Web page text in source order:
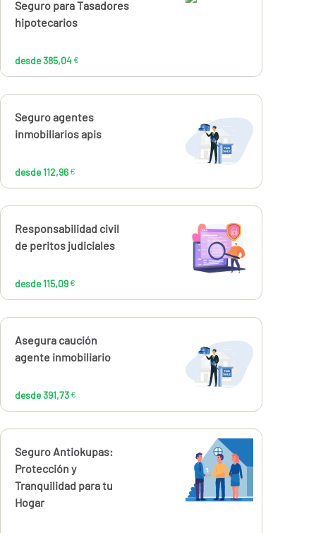
Calcúlalo ahora
Seguro para Tasadores
hipotecarios
desde 385,04 €
Calcúlalo ahora
Seguro agentes
inmobiliarios apis
desde 112,96 €
112,96€
Calcúlalo ahora
Responsabilidad civil
de peritos judiciales
desde 115,09 €
115,09€
Calcúlalo ahora
Asegura caución
agente inmobiliario
desde 391,73 €
391,73€
Calcúlalo ahora
Seguro Antiokupas:
Protección y
Tranquilidad para tu
Hogar
52,01 €